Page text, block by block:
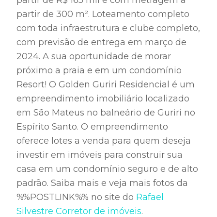
partir de 300 m². Loteamento completo
com toda infraestrutura e clube completo,
com previsão de entrega em março de
2024. A sua oportunidade de morar
próximo a praia e em um condomínio
Resort! O Golden Guriri Residencial é um
empreendimento imobiliário localizado
em São Mateus no balneário de Guriri no
Espírito Santo. O empreendimento
oferece lotes a venda para quem deseja
investir em imóveis para construir sua
casa em um condomínio seguro e de alto
padrão. Saiba mais e veja mais fotos da
%%POSTLINK%% no site do Rafael
Silvestre Corretor de imóveis.